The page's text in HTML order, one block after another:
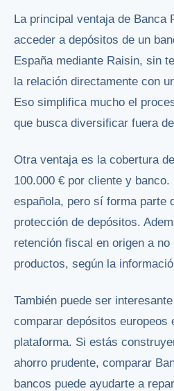
La principal ventaja de Banca
acceder a depósitos de un
España mediante Raisin, sin
la relación directamente con
Eso simplifica mucho el
que busca diversificar fuera
Otra ventaja es la cobertura
100.000 € por cliente y
española, pero sí forma parte
protección de depósitos.
retención fiscal en origen a
productos, según la
También puede ser
comparar depósitos europeos
plataforma. Si estás
ahorro prudente, comparar
bancos puede ayudarte a